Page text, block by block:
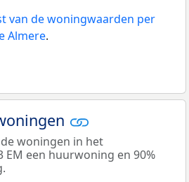
van de woningwaarden per
Almere.
woningen in het
EM een huurwoning en 90%